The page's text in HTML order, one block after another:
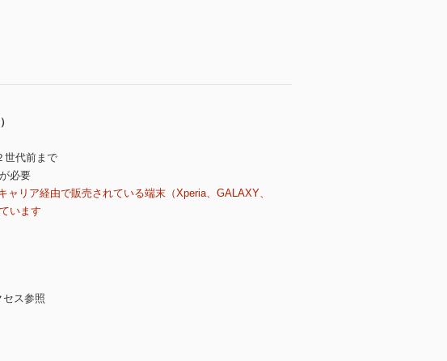
世代前まで
必要
リア経由で販売されている端末（Xperia、GALAXY、
います
ス参照